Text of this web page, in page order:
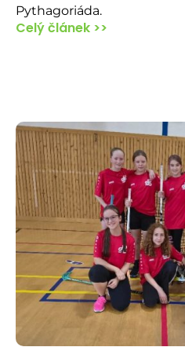
Pythagoriáda.
Celý článek >>